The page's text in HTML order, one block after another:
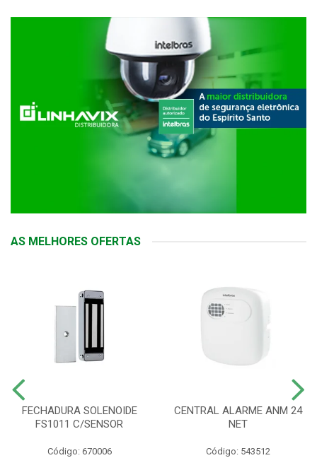
AS MELHORES OFERTAS
FECHADURA SOLENOIDE
FS1011 C/SENSOR
Código: 670006
CENTRAL ALARME ANM 24
NET
Código: 543512